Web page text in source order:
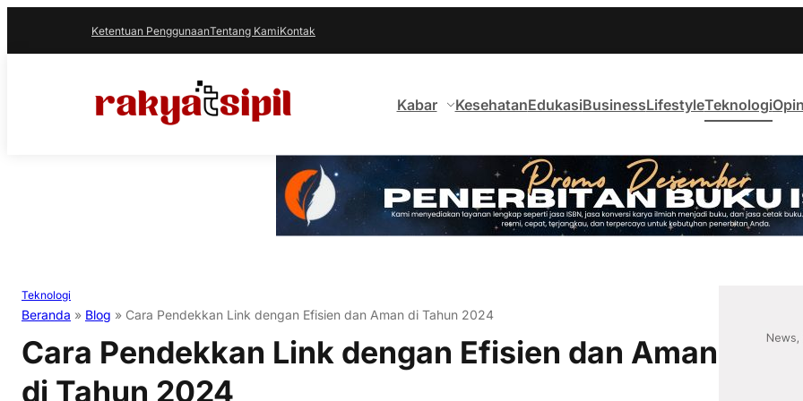
Ketentuan PenggunaanTentang KamiKontak
Kabar KesehatanEdukasiBusinessLifestyleTeknologi
Teknologi
Beranda » Blog » Cara Pendekkan Link dengan Efisien dan Aman di Tahun 2024
Cara Pendekkan Link dengan Efisien dan Aman
di Tahun 2024